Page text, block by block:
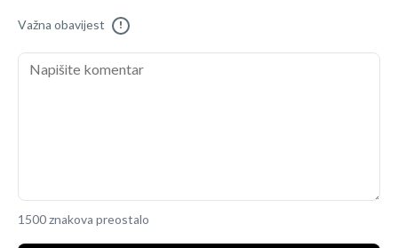
Važna obavijest !
1500 znakova preostalo